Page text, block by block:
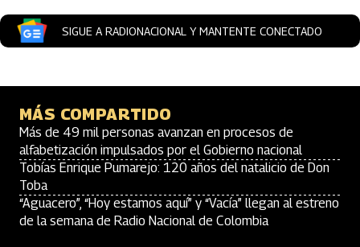
SIGUE A RADIONACIONAL Y MANTENTE CONECTADO
MÁS COMPARTIDO
Más de 49 mil personas avanzan en procesos de
alfabetización impulsados por el Gobierno nacional
Tobías Enrique Pumarejo: 120 años del natalicio de Don
Toba
“Aguacero”, “Hoy estamos aquí” y “Vacía” llegan al estreno
de la semana de Radio Nacional de Colombia